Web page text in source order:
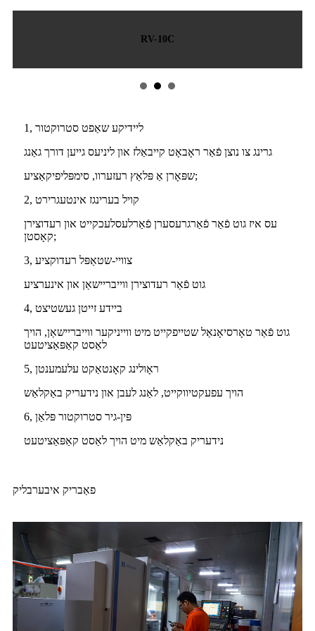
1, ליידיקע שאַפט סטרוקטור
גרינג צו נוצן פֿאַר ראָבאָט קייבאַלז און ליניעס גייען דורך גאַנג
שפּאָרן אַ פּלאַץ רעזערוו, סימפּליפיקאַציע;
2, קויל בערינגז אינטעגרירט
עס איז גוט פֿאַר פֿאַרגרעסערן פֿאַרלעסלעכקייט און רעדוצירן
קאָסטן;
3, צוויי-שטאַפּל רעדוקציע
גוט פֿאַר רעדוצירן ווייבריישאַן און אינערציע
4, ביידע זייטן געשטיצט
גוט פֿאַר טאָרסיאָנאַל שטייפקייט מיט ווייניקער ווייבריישאַן, הויך
לאַסט קאַפּאַציטעט
5, ראָולינג קאָנטאַקט עלעמענטן
הויך עפעקטיווקייט, לאַנג לעבן און נידעריק באַקלאַש
6, פּין-גיר סטרוקטור פּלאַן
נידעריק באַקלאַש מיט הויך לאַסט קאַפּאַציטעט
פאַבריק איבערבליק